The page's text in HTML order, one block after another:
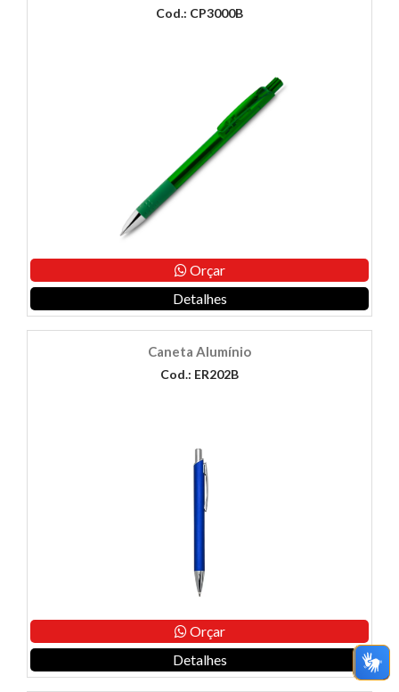
Cod.: CP3000B
Orçar
Detalhes
Caneta Alumínio
Cod.: ER202B
Orçar
Detalhes